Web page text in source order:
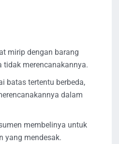
mirip dengan barang
tidak merencanakannya.
batas tertentu berbeda,
dalam
membelinya untuk
yang mendesak.